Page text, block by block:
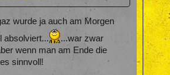
wurde ja auch am Morgen
absolviert...
...war zwar
wenn man am Ende die
sinnvoll!